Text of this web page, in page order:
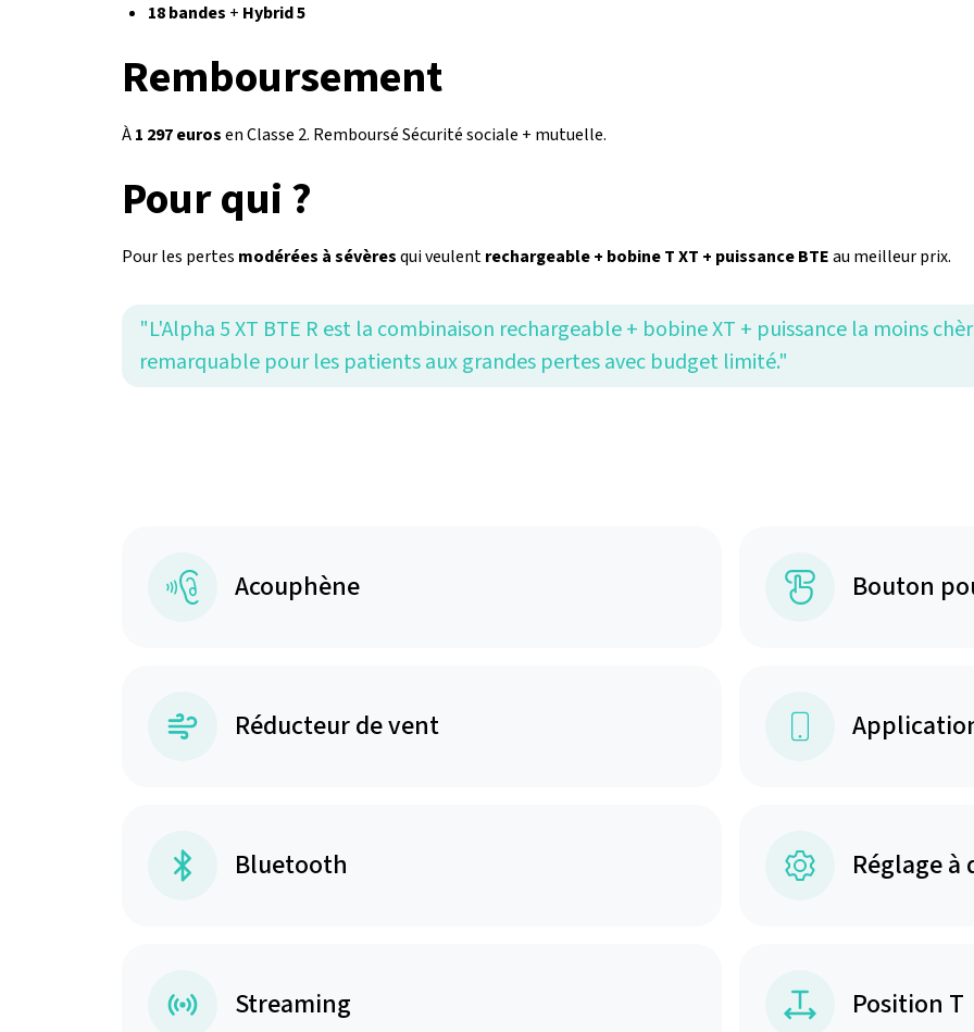
18 bandes + Hybrid 5
Remboursement
À1 297 eurosen Classe 2. Remboursé Sécurité sociale + mutuelle.
Pour qui ?
Pour les pertes modérées à sévèresqui veulentrechargeable + bobine T XT + puissance BTEau meilleur prix.
"L'Alpha 5 XT BTE R est la combinaison rechargeable + bobine XT + puissance la moins
remarquable pour les patients aux grandes pertes avec budget limité."
Acouphène Bouton
Réducteur de vent
Bluetooth Réglage à
Streaming Position T